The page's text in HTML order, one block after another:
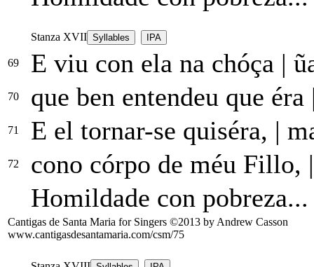
Stanza XVII Syllables IPA
69 E viu con ela na chóça |
70 que ben entendeu que éra
71 E el tornar-se quiséra, |
72 cono córpo de méu Fillo, |
Homildade con pobreza...
Cantigas de Santa Maria for Singers ©2013 by Andrew Casson
www.cantigasdesantamaria.com/csm/75